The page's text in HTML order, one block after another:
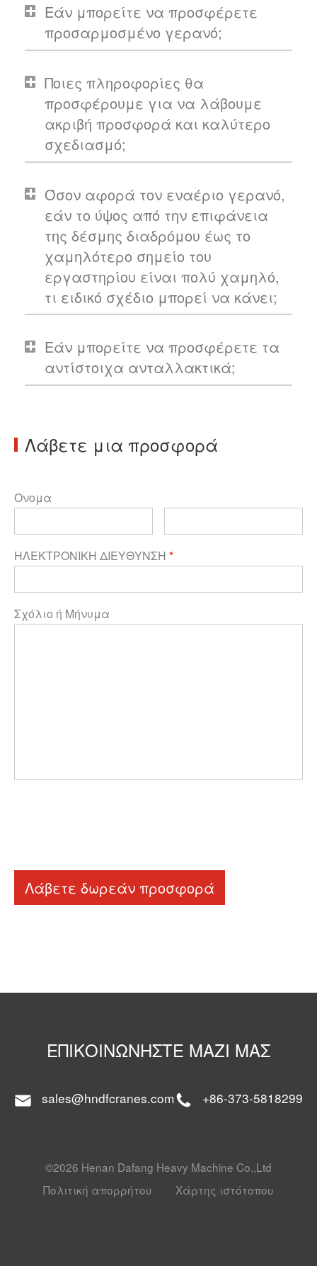
Εάν μπορείτε να προσφέρετε
προσαρμοσμένο γερανό;
Ποιες πληροφορίες θα
προσφέρουμε για να λάβουμε
ακριβή προσφορά και καλύτερο
σχεδιασμό;
Όσον αφορά τον εναέριο γερανό,
εάν το ύψος από την επιφάνεια
της δέσμης διαδρόμου έως το
χαμηλότερο σημείο του
εργαστηρίου είναι πολύ χαμηλό,
τι ειδικό σχέδιο μπορεί να κάνει;
Εάν μπορείτε να προσφέρετε τα
αντίστοιχα ανταλλακτικά;
Λάβετε μια προσφορά
Ονομα
ΗΛΕΚΤΡΟΝΙΚΗ ΔΙΕΥΘΥΝΣΗ *
Σχόλιο ή Μήνυμα
Λάβετε δωρεάν προσφορά
ΕΠΙΚΟΙΝΩΝΉΣΤΕ ΜΑΖΊ ΜΑΣ
sales@hndfcranes.com +86-373-5818299
©2026 Henan Dafang Heavy Machine Co.,Ltd
Πολιτική απορρήτου
Χάρτης ιστότοπου